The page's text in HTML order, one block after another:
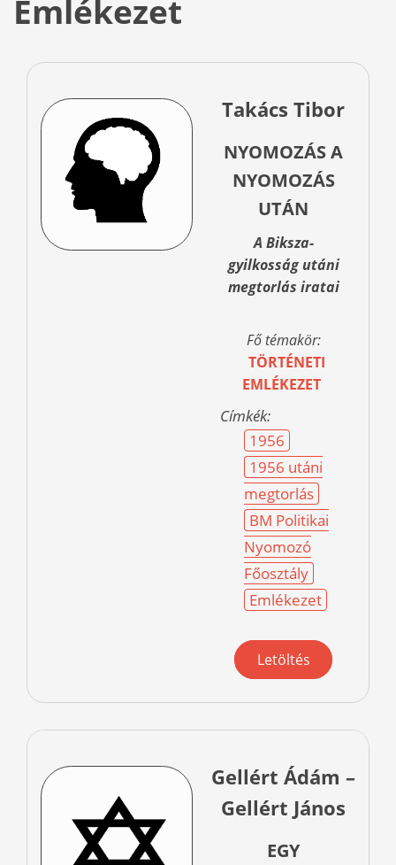
Emlékezet
Takács Tibor
NYOMOZÁS A
NYOMOZÁS
UTÁN
A Biksza-
gyilkosság utáni
megtorlás iratai
Fő témakör:
TÖRTÉNETI
EMLÉKEZET
Címkék:
1956
1956 utáni
megtorlás
BM Politikai
Nyomozó
Főosztály
Emlékezet
Letöltés
Gellért Ádám –
Gellért János
EGY